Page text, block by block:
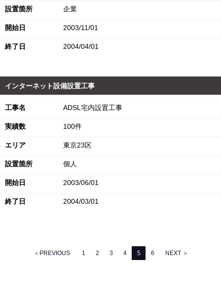
設置箇所 企業
開始日 2003/11/01
終了日 2004/04/01
インターネット設備設置工事
工事名 ADSL宅内設置工事
実績数 100件
エリア 東京23区
設置箇所 個人
開始日 2003/06/01
終了日 2004/03/01
＜PREVIOUS 1 2 3 4 5 6 NEXT ＞